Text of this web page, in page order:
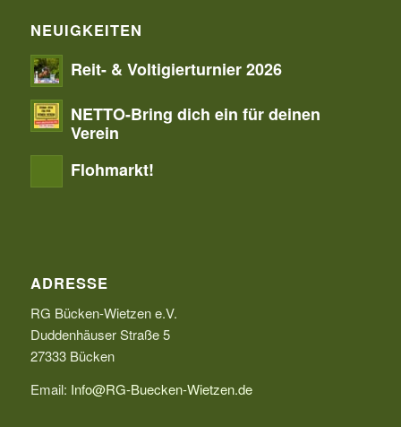
NEUIGKEITEN
Reit- & Voltigierturnier 2026
NETTO-Bring dich ein für deinen
Verein
Flohmarkt!
ADRESSE
RG Bücken-Wietzen e.V.
Duddenhäuser Straße 5
27333 Bücken
Email: Info@RG-Buecken-Wietzen.de